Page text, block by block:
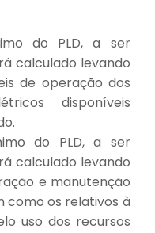
do PLD, a ser
calculado levando
de operação dos
disponíveis
do PLD, a ser
calculado levando
e manutenção
como os relativos à
uso dos recursos